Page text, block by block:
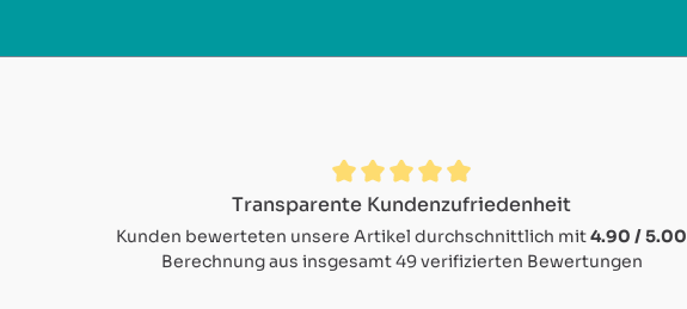
Durchschnittliche Bewertung von 4.9 von 5 Sternen
Transparente Kundenzufriedenheit
Kunden bewerteten unsere Artikel durchschnittlich mit4.90 / 5.00
Berechnung aus insgesamt 49 verifizierten Bewertungen